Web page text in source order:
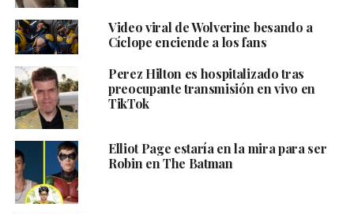
Video viral de Wolverine besando a
Cíclope enciende a los fans
Perez Hilton es hospitalizado tras
preocupante transmisión en vivo en
TikTok
Elliot Page estaría en la mira para ser
Robin en The Batman